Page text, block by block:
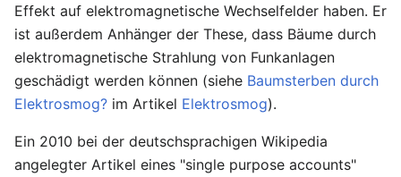
Effekt auf elektromagnetische Wechselfelder haben. Er
ist außerdem Anhänger der These, dass Bäume durch
elektromagnetische Strahlung von Funkanlagen
geschädigt werden können (siehe Baumsterben durch
Elektrosmog? im Artikel Elektrosmog).
Ein 2010 bei der deutschsprachigen Wikipedia
angelegter Artikel eines "single purpose accounts"